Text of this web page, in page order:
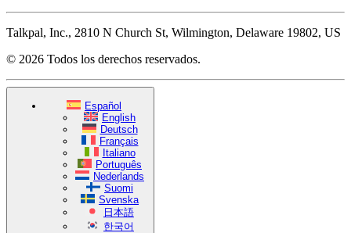
Talkpal, Inc., 2810 N Church St, Wilmington, Delaware 19802, US
© 2026 Todos los derechos reservados.
Español
English
Deutsch
Français
Italiano
Português
Nederlands
Suomi
Svenska
日本語
한국어